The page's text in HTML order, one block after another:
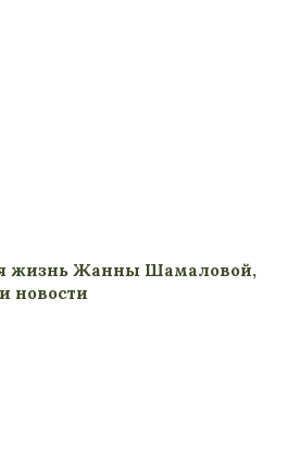
жизнь Жанны Шамаловой,
новости